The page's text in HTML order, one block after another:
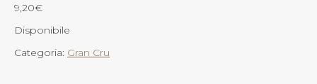
9,20€
Disponibile
Categoria: Gran Cru